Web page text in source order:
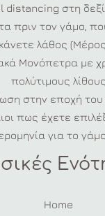
distancing στη
πριν τον γάμο,
κάνετε λάθος
Μονόπετρα με
πολύτιμους λίθους
στην εποχή
πως έχετε
για το
Home